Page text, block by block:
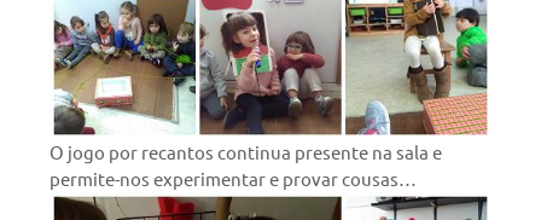
O jogo por recantos continua presente na sala e
permite-nos experimentar e provar cousas…